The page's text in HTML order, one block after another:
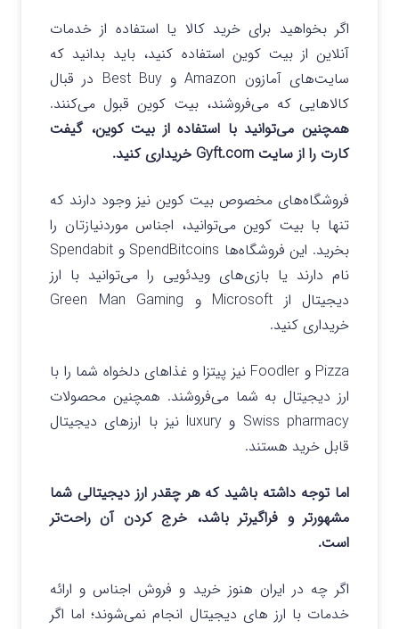
اگر بخواهید برای خرید کالا یا استفاده از خدمات
آنلاین از بیت کوین استفاده کنید، باید بدانید که
سایت‌های آمازون Amazon و Best Buy در قبال
کالاهایی که می‌فروشند، بیت کوین قبول می‌کنند.
همچنین می‌توانید با استفاده از بیت کوین، گیفت
کارت را از سایت Gyft.com خریداری کنید.
فروشگاه‌های مخصوص بیت کوین نیز وجود دارند که
تنها با بیت کوین می‌توانید، اجناس موردنیازتان را
بخرید. این فروشگاه‌ها SpendBitcoins و Spendabit
نام دارند یا بازی‌های ویدئویی را می‌توانید با ارز
دیجیتال از Microsoft و Green Man Gaming
خریداری کنید.
Pizza و Foodler نیز پیتزا و غذاهای دلخواه شما را با
ارز دیجیتال به شما می‌فروشند. همچنین محصولات
Swiss pharmacy و luxury نیز با ارزهای دیجیتال
قابل خرید هستند.
اما توجه داشته باشید که هر چقدر ارز دیجیتالی شما
مشهورتر و فراگیرتر باشد، خرج کردن آن راحت‌تر
است.
اگر چه در ایران هنوز خرید و فروش اجناس و ارائه
خدمات با ارز های دیجیتال انجام نمی‌شوند؛ اما اگر